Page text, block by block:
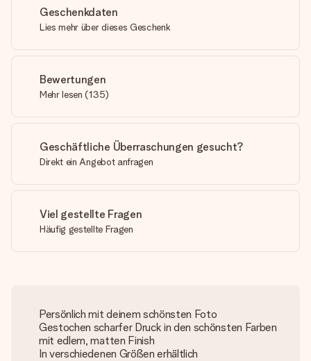
Geschenkdaten
Lies mehr über dieses Geschenk
Bewertungen
Mehr lesen (135)
Geschäftliche Überraschungen gesucht?
Direkt ein Angebot anfragen
Viel gestellte Fragen
Häufig gestellte Fragen
Persönlich mit deinem schönsten Foto
Gestochen scharfer Druck in den schönsten Farben
mit edlem, matten Finish
In verschiedenen Größen erhältlich